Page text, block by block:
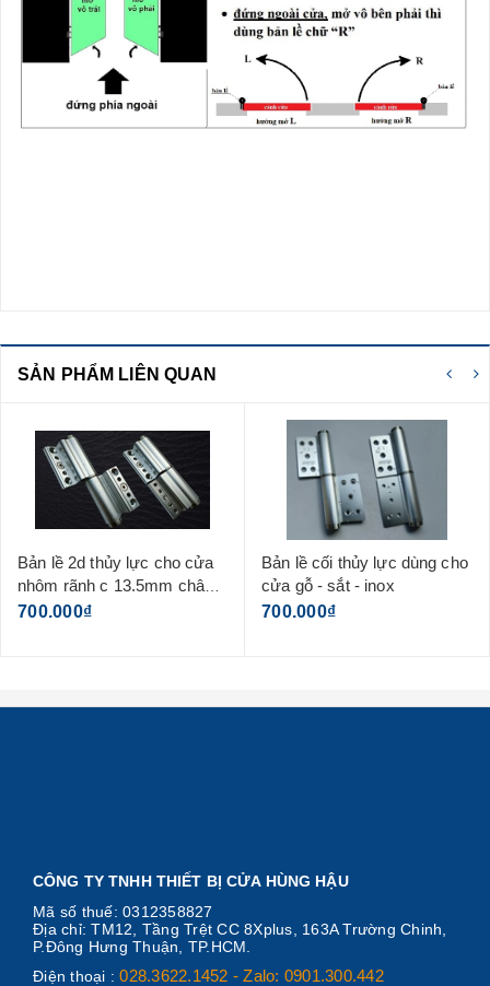
SẢN PHẨM LIÊN QUAN
Bản lề 2d thủy lực cho cửa
nhôm rãnh c 13.5mm châu
âu
700.000₫
Bản lề cối thủy lực dùng cho
cửa gỗ - sắt - inox
700.000₫
CÔNG TY TNHH THIẾT BỊ CỬA HÙNG HẬU
Mã số thuế: 0312358827
Địa chỉ: TM12, Tầng Trệt CC 8Xplus, 163A Trường Chinh,
P.Đông Hưng Thuận, TP.HCM.
Điện thoại :028.3622.1452 - Zalo: 0901.300.442